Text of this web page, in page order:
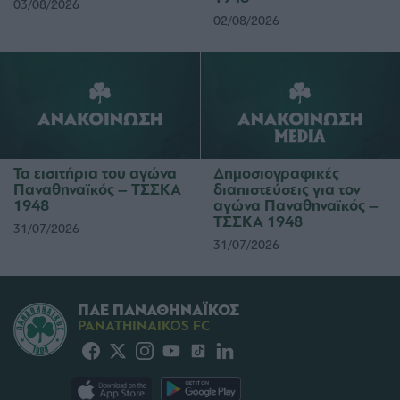
03/08/2026
02/08/2026
Τα εισιτήρια του αγώνα
Παναθηναϊκός – ΤΣΣΚΑ
1948
31/07/2026
Δημοσιογραφικές
διαπιστεύσεις για τον
αγώνα Παναθηναϊκός –
ΤΣΣΚΑ 1948
31/07/2026
ΠΑΕ ΠΑΝΑΘΗΝΑΪΚΟΣ
PANATHINAIKOS FC